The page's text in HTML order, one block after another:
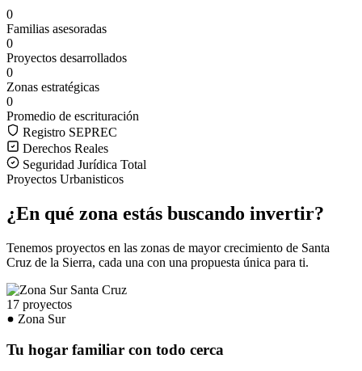
0
Familias asesoradas
0
Proyectos desarrollados
0
Zonas estratégicas
0
Promedio de escrituración
Registro SEPREC
Derechos Reales
Seguridad Jurídica Total
Proyectos Urbanisticos
¿En qué zona estás buscando invertir?
Tenemos proyectos en las zonas de mayor crecimiento de Santa
Cruz de la Sierra, cada una con una propuesta única para ti.
17 proyectos
Zona Sur
Tu hogar familiar con todo cerca